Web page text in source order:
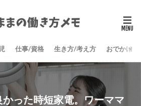
仕事/資格 生き方/考え方 おでかけ/
った時短家電。ワーママ